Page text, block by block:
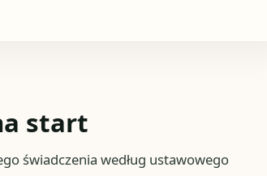
start
świadczenia według ustawowego